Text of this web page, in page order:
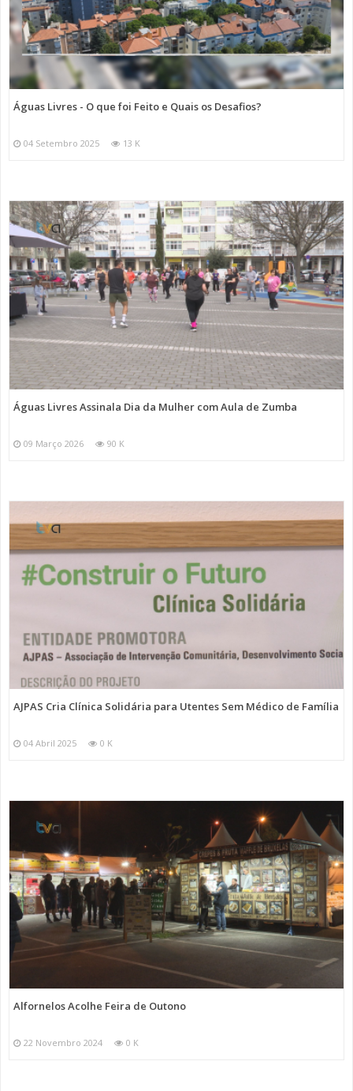
Águas Livres - O que foi Feito e Quais os Desafios?
04 Setembro 2025 13 K
Águas Livres Assinala Dia da Mulher com Aula de Zumba
09 Março 2026 90 K
AJPAS Cria Clínica Solidária para Utentes Sem Médico de Família
04 Abril 2025 0 K
Alfornelos Acolhe Feira de Outono
22 Novembro 2024 0 K